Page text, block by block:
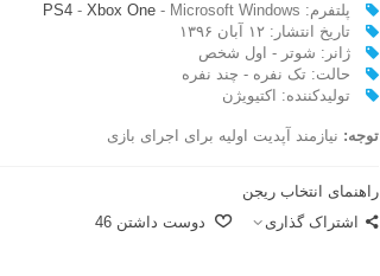
پلتفرم:
PS4 -Xbox One - Microsoft Windows
تاریخ انتشار: ۱۲ آبان ۱۳۹۶
ژانر: شوتر - اول شخص
حالت: تک نفره - چند نفره
تولیدکننده: اکتیویژن
توجه: نیازمند آپدیت اولیه برای اجرای بازی
راهنمای انتخاب ریجن
اشتراک گذاری
دوست داشتن 46